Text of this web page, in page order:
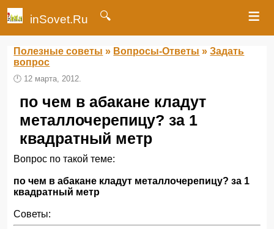
inSovet.Ru 🔍 ≡
Полезные советы » Вопросы-Ответы »Задать
вопрос
🕛 12 марта, 2012.
по чем в абакане кладут
металлочерепицу? за 1
квадратный метр
Вопрос по такой теме:
по чем в абакане кладут металлочерепицу? за 1
квадратный метр
Советы: